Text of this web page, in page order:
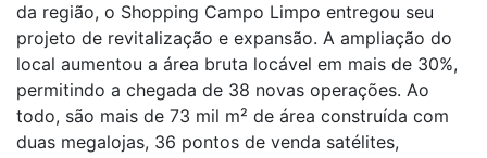
da região, o Shopping Campo Limpo entregou seu
projeto de revitalização e expansão. A ampliação do
local aumentou a área bruta locável em mais de 30%,
permitindo a chegada de 38 novas operações. Ao
todo, são mais de 73 mil m² de área construída com
duas megalojas, 36 pontos de venda satélites,